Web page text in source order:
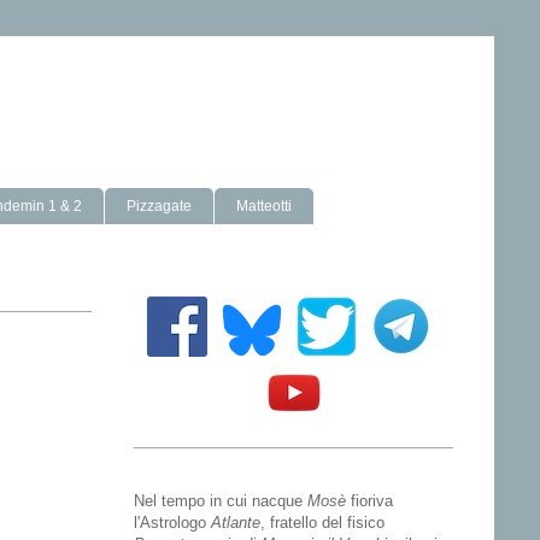
1 & 2 Pizzagate Matteotti
Nel tempo in cui nacque Mosè fioriva
l'Astrologo Atlante , fratello del fisico